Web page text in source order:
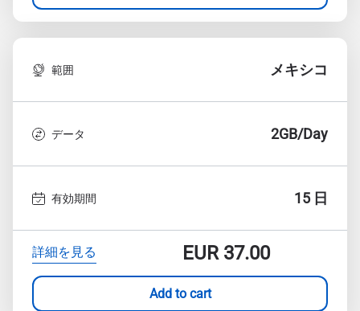
範囲 メキシコ
データ 2GB/Day
有効期間 15 日
詳細を見る EUR37.00
Add to cart